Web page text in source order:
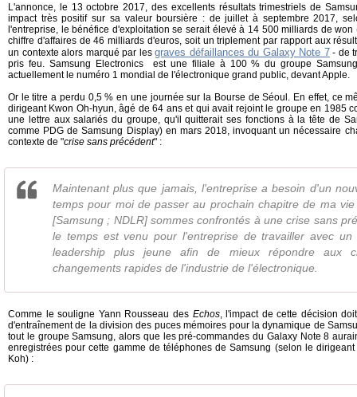
L'annonce, le 13 octobre 2017, des excellents résultats trimestriels de
impact très positif sur sa valeur boursière : de juillet à septembre 2017,
l'entreprise, le bénéfice d'exploitation se serait élevé à 14 500 milliards de
chiffre d'affaires de 46 milliards d'euros, soit un triplement par rapport aux
un contexte alors marqué par lesgraves défaillances du Galaxy Note 7- de
pris feu. Samsung Electronics est une filiale à 100 % du groupe
actuellement le numéro 1 mondial de l'électronique grand public, devant Apple.
Or le titre a perdu 0,5 % en une journée sur la Bourse de Séoul. En effet, ce
dirigeant Kwon Oh-hyun, âgé de 64 ans et qui avait rejoint le groupe en 1985
une lettre aux salariés du groupe, qu'il quitterait ses fonctions à la tête de
comme PDG de Samsung Display) en mars 2018, invoquant un nécessaire
contexte de "crise sans précédent" :
Maintenant plus que jamais, l'entreprise a besoin d'un
temps pour moi de passer au prochain chapitre de ma
[Samsung ; NDLR] sommes confrontés à une crise sans
le temps est venu pour l'entreprise de travailler avec
leadership plus jeune afin de mieux répondre aux
changements rapides de l'industrie de l'électronique.
Comme le souligne Yann Rousseau des Echos, l'impact de cette décision
d'entraînement de la division des puces mémoires pour la dynamique de
tout le groupe Samsung, alors que les pré-commandes du Galaxy Note 8
enregistrées pour cette gamme de téléphones de Samsung (selon le
Koh) :